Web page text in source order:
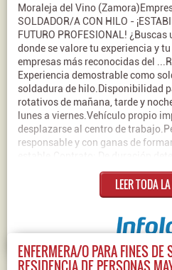
Moraleja del Vino
SOLDADOR/A CON HILO -
FUTURO PROFESIONAL!
donde se valore tu experiencia y
empresas más reconocidas del
Experiencia demostrable como
soldadura de hilo.Disponibilidad
rotativos de mañana, tarde y
lunes a viernes.Vehículo propio
desplazarse al centro de
responsable y con ganas de
CompletaSalario: 2100€ Bruto/
LEER TODA
ENFERMERA/O PARA FINES DE
RESIDENCIA DE PERSONAS